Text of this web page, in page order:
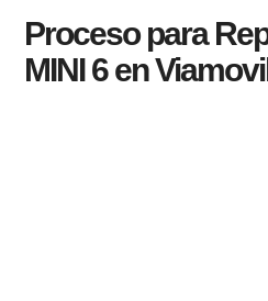
Proceso para
MINI 6 en Viamovil